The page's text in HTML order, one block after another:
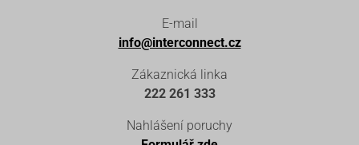
E-mail
info@interconnect.cz
Zákaznická linka
222 261 333
Nahlášení poruchy